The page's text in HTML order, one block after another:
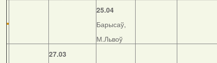
25.04
Барысаў,
М.Львоў
27.03